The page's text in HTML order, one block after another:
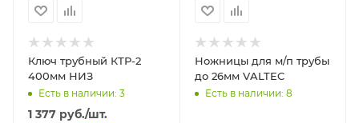
Ключ трубный КТР-2
400мм НИЗ
Есть в наличии: 3
1 377 руб./шт.
Ножницы для м/п трубы
до 26мм VALTEC
Есть в наличии: 8